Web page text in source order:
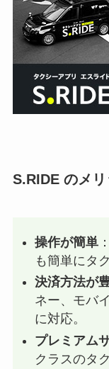
S.RIDE のメリ
操作が簡単
も簡単にタ
決済方法が
ネー、モバ
に対応。
プレミアム
クラスのタ